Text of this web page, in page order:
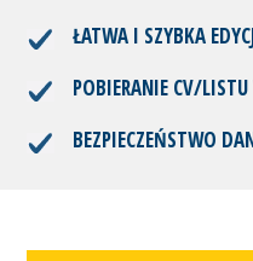
ŁATWA I SZYBKA
POBIERANIE CV/LISTU
BEZPIECZEŃSTWO